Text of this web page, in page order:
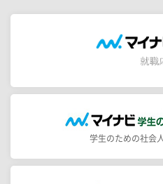
学生のための社会